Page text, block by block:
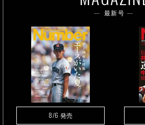
最新号
8/6 発売